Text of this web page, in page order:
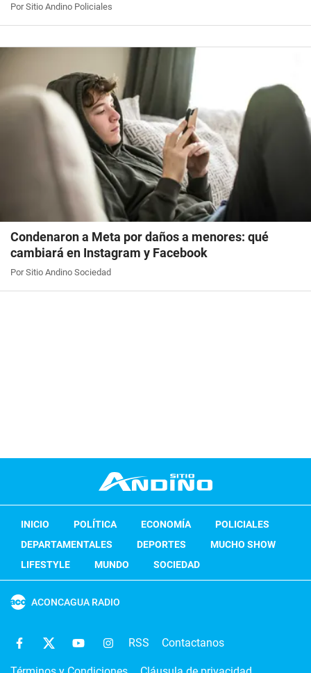
Por Sitio Andino Policiales
Condenaron a Meta por daños a menores: qué
cambiará en Instagram y Facebook
Por Sitio Andino Sociedad
INICIO POLÍTICA ECONOMÍA
POLICIALES
DEPARTAMENTALES
DEPORTES
MUCHO SHOW
LIFESTYLE
MUNDO SOCIEDAD
ACONCAGUA RADIO
RSS Contactanos